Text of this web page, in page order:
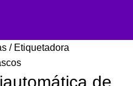
Etiquetadora
de